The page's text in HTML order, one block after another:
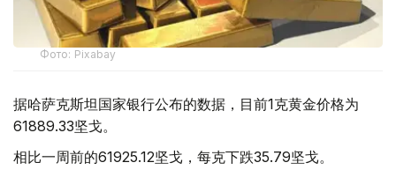
Фото: Pixabay
据哈萨克斯坦国家银行公布的数据，目前1克黄金价格为
61889.33坚戈。
相比一周前的61925.12坚戈，每克下跌35.79坚戈。